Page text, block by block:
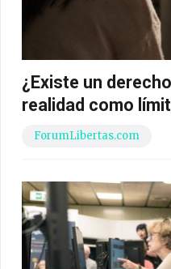
¿Existe un
realidad como
ForumLibertas.com